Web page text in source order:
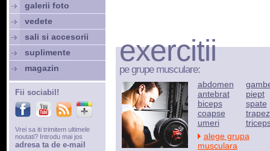
exercitii
pe grupe musculare:
abdomen
antebrat
biceps
coapse
umeri
piept
spate
trapez
alege grupa
musculara
galerii foto
vedete
sali si accesorii
suplimente
magazin
Fii sociabil!
Vrei sa iti trimitem ultimele
noutati? Introdu mai jos
adresa ta de e-mail